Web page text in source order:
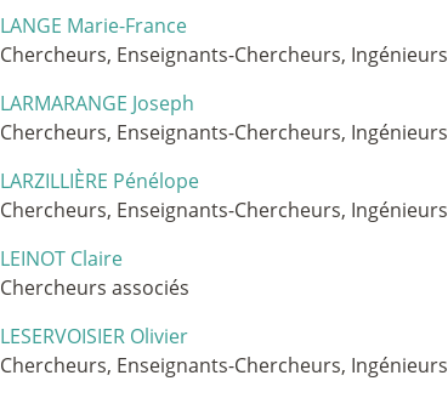
LANGE Marie-France
Chercheurs, Enseignants-Chercheurs, Ingénieurs
LARMARANGE Joseph
Chercheurs, Enseignants-Chercheurs, Ingénieurs
LARZILLIÈRE Pénélope
Chercheurs, Enseignants-Chercheurs, Ingénieurs
LEINOT Claire
Chercheurs associés
LESERVOISIER Olivier
Chercheurs, Enseignants-Chercheurs, Ingénieurs